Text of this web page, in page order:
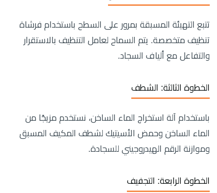
تتبع التهيئة المسبقة بمرور على السطح باستخدام فرشاة
تنظيف متخصصة. يتم السماح لعامل التنظيف بالاستقرار
والتفاعل مع ألياف السجاد.
الخطوة الثالثة: الشطف
باستخدام آلة استخراج الماء الساخن، نستخدم مزيجًا من
الماء الساخن وحمض الأسيتيك لشطف المكيف المسبق
وموازنة الرقم الهيدروجيني للسجادة.
الخطوة الرابعة: التجفيف